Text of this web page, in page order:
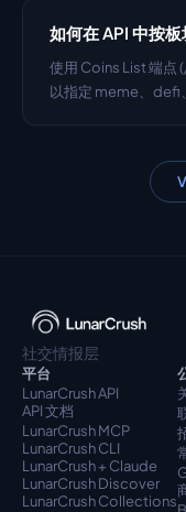
如何在 API 中按
使用 Coins List 端
以指定 meme、defi
社交情报层
平台
LunarCrush API
API 文档
LunarCrush MCP
LunarCrush CLI
LunarCrush + Claude
LunarCrush Discover
LunarCrush Collections